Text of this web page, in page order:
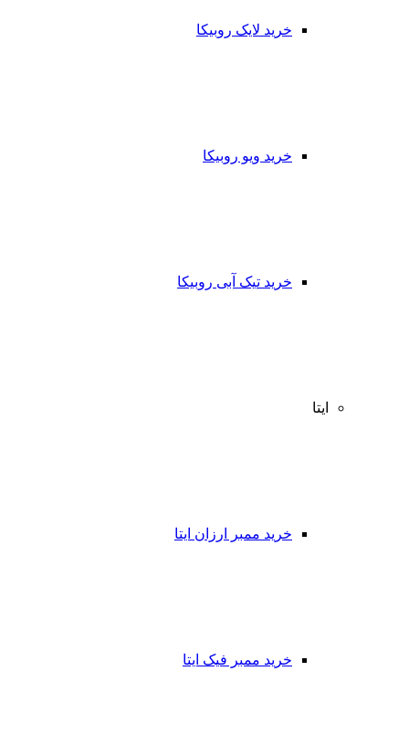
خرید لایک روبیکا
خرید ویو روبیکا
خرید تیک آبی روبیکا
ایتا
خرید ممبر ارزان ایتا
خرید ممبر فیک ایتا